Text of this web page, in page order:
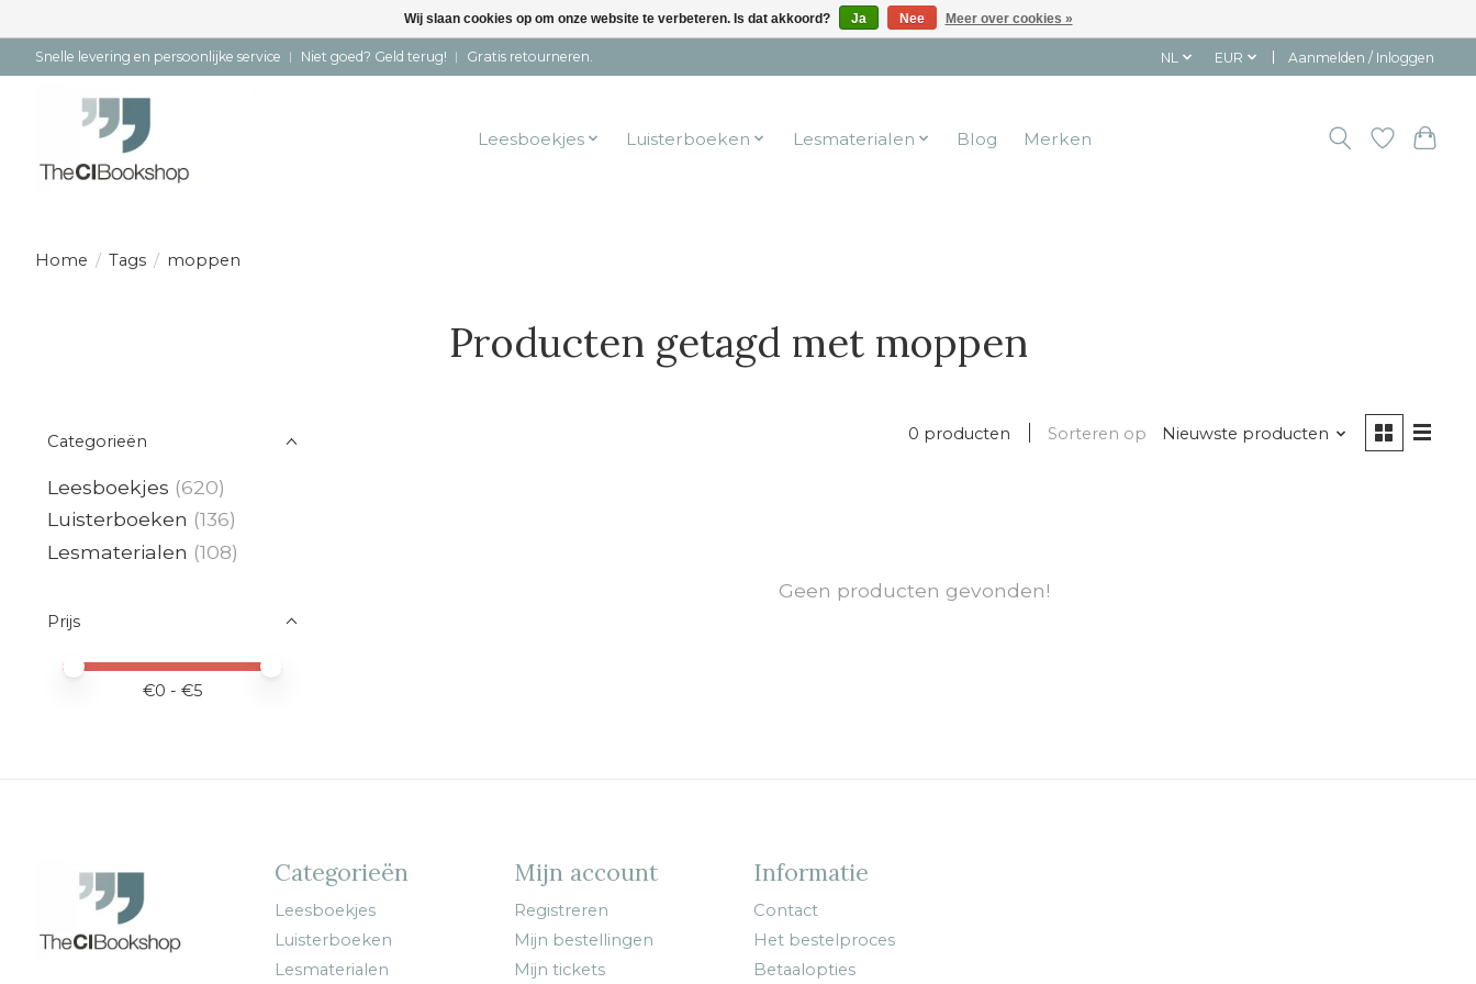
Snelle levering en persoonlijke service ︱ Niet goed? Geld terug! ︱ Gratis retourneren. NL EUR Aanmelden / Inloggen
Leesboekjes Luisterboeken Lesmaterialen Blog Merken
Home / Tags / moppen
Producten getagd met moppen
Categorieën
Leesboekjes (620)
Luisterboeken (136)
Lesmaterialen (108)
Prijs
Minimale prijswaarde
Price maximum value
€0 - €5
0 producten Sorteren op Nieuwste producten
Geen producten gevonden!
Categorieën
Leesboekjes
Luisterboeken
Lesmaterialen
Mijn account
Registreren
Mijn bestellingen
Mijn tickets
Informatie
Contact
Het bestelproces
Betaalopties
Wij slaan cookies op om onze website te verbeteren. Is dat akkoord? Ja Nee Meer over cookies »